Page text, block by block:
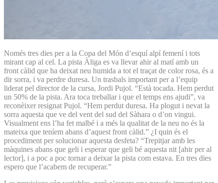
Només tres dies per a la Copa del Món d’esquí alpí femení i tots
mirant cap al cel. La pista Àliga es va llevar ahir al matí amb un
front càlid que ha deixat neu humida a tot el traçat de color rosa, és a
dir sorra, i va perdre duresa. Un trasbals important per a l’equip
liderat pel director de la cursa, Jordi Pujol. “Està tocada. Hem perdut
un 50% de la pista. Ara toca treballar i que el temps ens ajudi”, va
reconèixer resignat Pujol. “Hem perdut duresa. Ha plogut i nevat la
sorra aquesta que ve del vent del sud del Sàhara o d’on vingui.
Visualment ens l’ha fet malbé i a més la qualitat de la neu no és la
mateixa que teníem abans d’aquest front càlid.” ¿I quin és el
procediment per solucionar aquesta desfeta? “Trepitjar amb les
màquines abans que geli i esperar que geli bé aquesta nit [ahir per al
lector], i a poc a poc tornar a deixar la pista com estava. En tres dies
espero que l’acabem de recuperar.”